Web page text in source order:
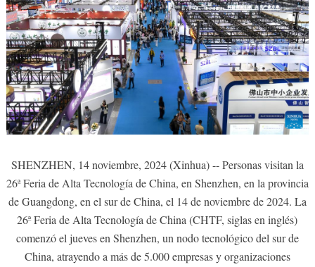
SHENZHEN, 14 noviembre, 2024 (Xinhua) -- Personas visitan la
26ª Feria de Alta Tecnología de China, en Shenzhen, en la provincia
de Guangdong, en el sur de China, el 14 de noviembre de 2024. La
26ª Feria de Alta Tecnología de China (CHTF, siglas en inglés)
comenzó el jueves en Shenzhen, un nodo tecnológico del sur de
China, atrayendo a más de 5.000 empresas y organizaciones